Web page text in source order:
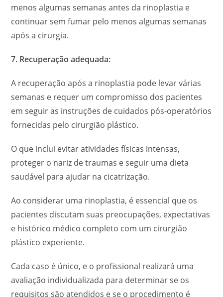
menos algumas semanas antes da rinoplastia e
continuar sem fumar pelo menos algumas semanas
após a cirurgia.
7. Recuperação adequada:
A recuperação após a rinoplastia pode levar várias
semanas e requer um compromisso dos pacientes
em seguir as instruções de cuidados pós-operatórios
fornecidas pelo cirurgião plástico.
O que inclui evitar atividades físicas intensas,
proteger o nariz de traumas e seguir uma dieta
saudável para ajudar na cicatrização.
Ao considerar uma rinoplastia, é essencial que os
pacientes discutam suas preocupações, expectativas
e histórico médico completo com um cirurgião
plástico experiente.
Cada caso é único, e o profissional realizará uma
avaliação individualizada para determinar se os
requisitos são atendidos e se o procedimento é